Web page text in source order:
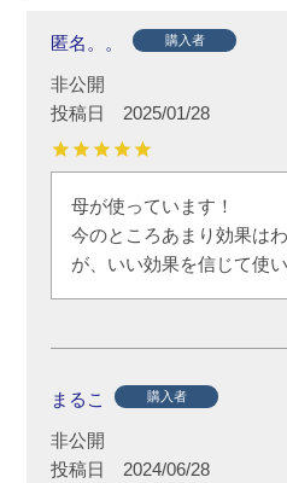
匿名。。 購入者
非公開
投稿日
2025/01/28
母が使っています！
今のところあまり効果は
が、いい効果を信じて使
まるこ 購入者
非公開
投稿日
2024/06/28